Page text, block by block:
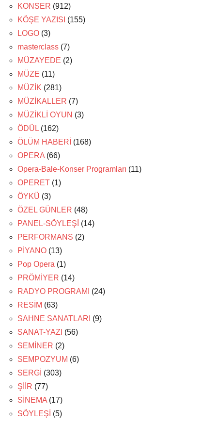
KONSER (912)
KÖŞE YAZISI (155)
LOGO (3)
masterclass (7)
MÜZAYEDE (2)
MÜZE (11)
MÜZİK (281)
MÜZİKALLER (7)
MÜZİKLİ OYUN (3)
ÖDÜL (162)
ÖLÜM HABERİ (168)
OPERA (66)
Opera-Bale-Konser Programları (11)
OPERET (1)
ÖYKÜ (3)
ÖZEL GÜNLER (48)
PANEL-SÖYLEŞİ (14)
PERFORMANS (2)
PİYANO (13)
Pop Opera (1)
PRÖMİYER (14)
RADYO PROGRAMI
(24)
RESİM (63)
SAHNE SANATLARI (9)
SANAT-YAZI (56)
SEMİNER (2)
SEMPOZYUM (6)
SERGİ (303)
ŞİİR (77)
SİNEMA (17)
SÖYLEŞİ (5)